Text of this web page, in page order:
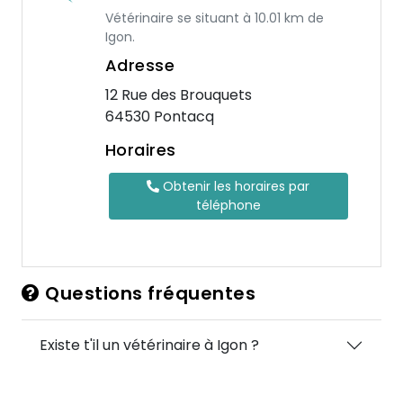
Vétérinaire se situant à 10.01 km de
Igon.
Adresse
12 Rue des Brouquets
64530 Pontacq
Horaires
Obtenir les horaires par
téléphone
Questions fréquentes
Existe t'il un vétérinaire à Igon ?